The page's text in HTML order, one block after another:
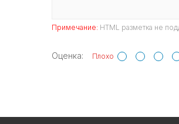
Примечание: HTML разметка не
Оценка: Плохо